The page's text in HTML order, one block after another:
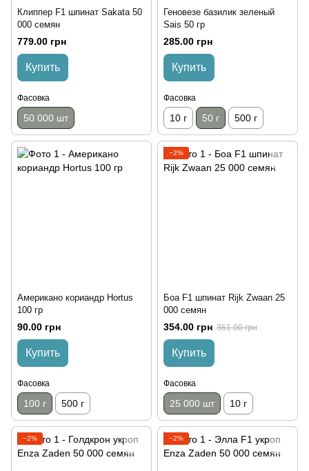
Клиппер F1 шпинат Sakata 50
000 семян
779.00 грн
Купить
Фасовка
50 000 шт
Геновезе базилик зеленый
Sais 50 гр
285.00 грн
Купить
Фасовка
10 г 50 г 500 г
Американо кориандр Hortus
100 гр
90.00 грн
Купить
Фасовка
100 г 500 г
−2%
Боа F1 шпинат Rijk Zwaan 25
000 семян
354.00 грн 361.00 грн
Купить
Фасовка
25 000 шт 10 г
−2% −2%